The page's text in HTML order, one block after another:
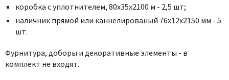
Valcomp
Venezia Unique
Viporte
коробка с уплотнителем, 80x35x2100 м - 2,5 шт;
наличник прямой или каннелированый 76x12x2150 мм - 5
шт.
Фурнитура, доборы и декоративные элементы - в
комплект не входят.